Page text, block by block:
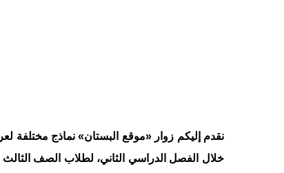
نقدم إليكم زوار «موقع البستان» نماذج مختلفة
خلال الفصل الدراسي الثاني، لطلاب الصف الثالث